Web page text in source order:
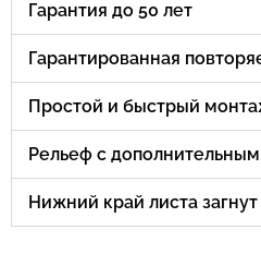
Гарантия до 50 лет
Гарантированная
Простой и быстрый
Рельеф с
Нижний край листа